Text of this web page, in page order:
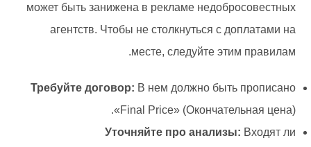
может быть занижена в рекламе недобросовестных
агентств. Чтобы не столкнуться с доплатами на
месте, следуйте этим правилам.
Требуйте договор: В нем должно быть прописано
«Final Price» (Окончательная цена).
Уточняйте про анализы: Входят ли